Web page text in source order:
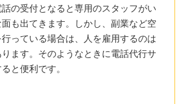
の受付となると専用のスタッフがい
も出てきます。しかし、副業など空
っている場合は、人を雇用するのは
ます。そのようなときに電話代行サ
と便利です。